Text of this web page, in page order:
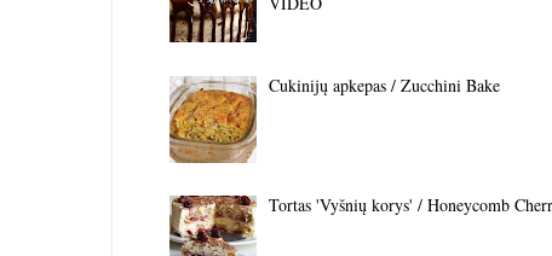
Cukinijų apkepas / Zucchini Bake
Tortas 'Vyšnių korys' / Honeycomb